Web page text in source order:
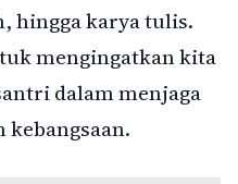
hingga karya tulis.
mengingatkan kita
dalam menjaga